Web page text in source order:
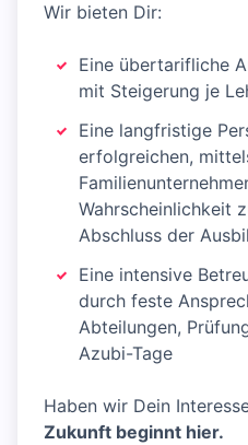
Wir bieten Dir:
Eine übertarifliche
mit Steigerung je
Eine langfristige
erfolgreichen,
Wahrscheinlichkeit
Abschluss der
Eine intensive
durch feste
Abteilungen,
Azubi-Tage
Haben wir Dein
Zukunft beginnt hier.